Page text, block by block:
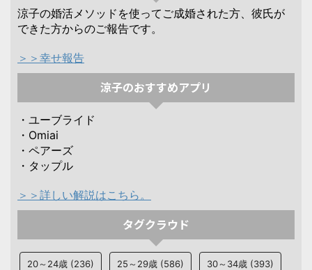
涼子の婚活メソッドを使ってご成婚された方、彼氏が
できた方からのご報告です。
＞＞幸せ報告
涼子のおすすめアプリ
・ユーブライド
・Omiai
・ペアーズ
・タップル
＞＞詳しい解説はこちら。
タグクラウド
20～24歳 (236) 25～29歳 (586) 30～34歳 (393)